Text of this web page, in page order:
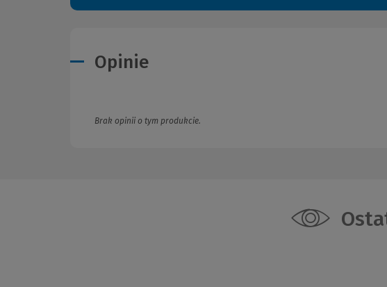
Opinie
Brak opinii o tym produkcie.